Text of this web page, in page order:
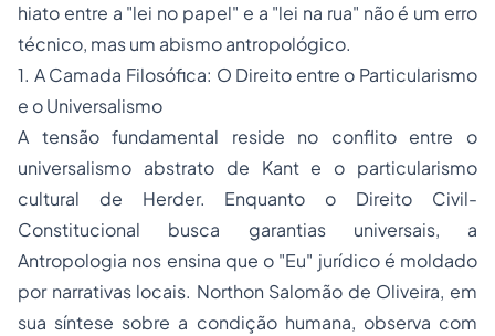
hiato entre a "lei no papel" e a "lei na rua" não é um erro
técnico, mas um abismo antropológico.
​1. A Camada Filosófica: O Direito entre o Particularismo
e o Universalismo
​A tensão fundamental reside no conflito entre o
universalismo abstrato de Kant e o particularismo
cultural de Herder. Enquanto o Direito Civil-
Constitucional busca garantias universais, a
Antropologia nos ensina que o "Eu" jurídico é moldado
por narrativas locais. Northon Salomão de Oliveira, em
sua síntese sobre a condição humana, observa com